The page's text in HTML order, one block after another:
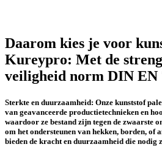
Daarom kies je voor
Kureypro: Met de
veiligheid norm DIN EN
Sterkte en duurzaamheid: Onze kunststof
van geavanceerde productietechnieken en
waardoor ze bestand zijn tegen de zwaarste
om het ondersteunen van hekken, borden, of
bieden de kracht en duurzaamheid die